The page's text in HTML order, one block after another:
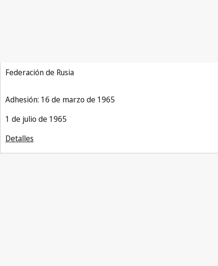
Federación de Rusia
Adhesión: 16 de marzo de 1965
1 de julio de 1965
Detalles